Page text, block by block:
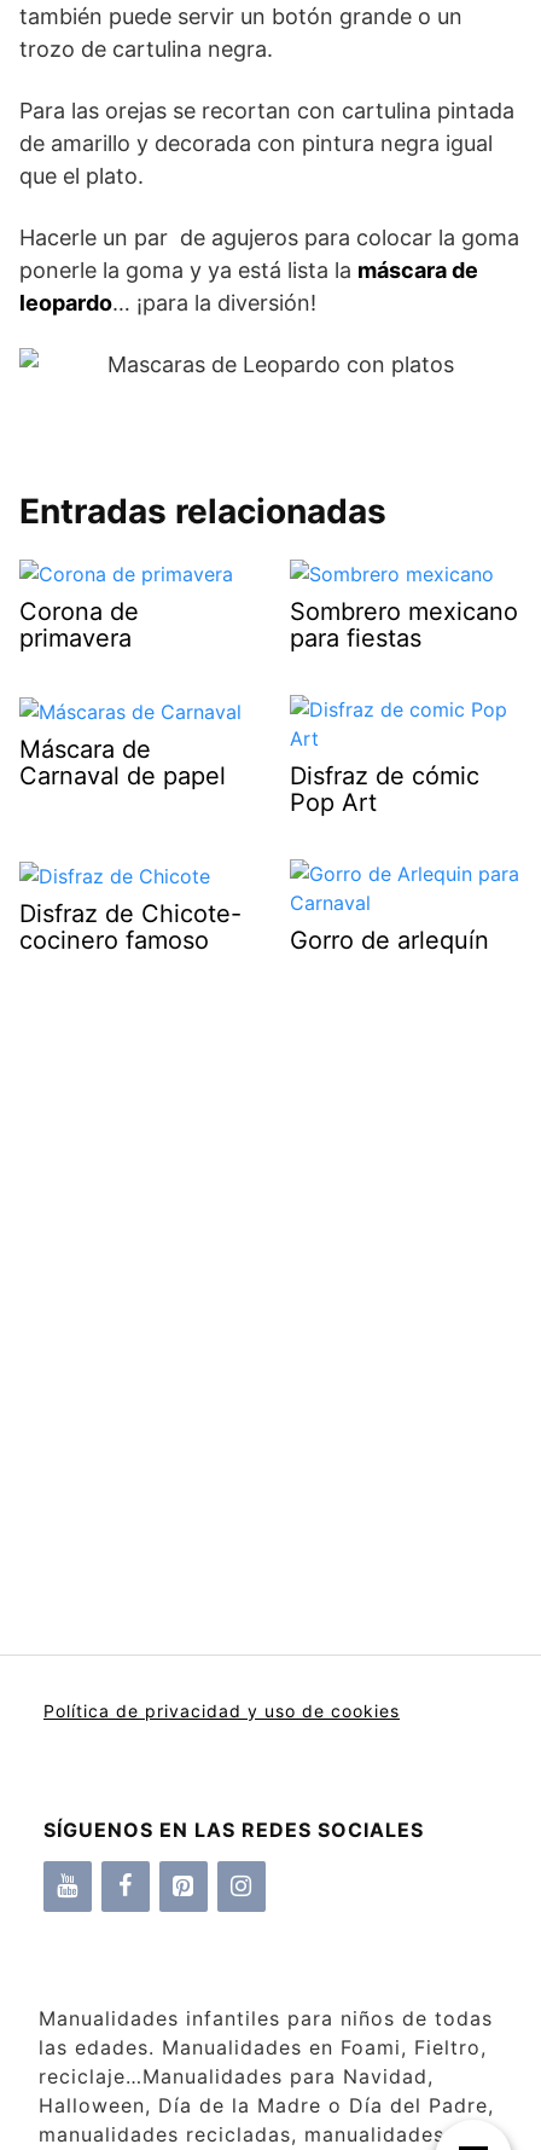
también puede servir un botón grande o un
trozo de cartulina negra.
Para las orejas se recortan con cartulina pintada
de amarillo y decorada con pintura negra igual
que el plato.
Hacerle un par de agujeros para colocar la goma
ponerle la goma y ya está lista la máscara de
leopardo… ¡para la diversión!
Entradas relacionadas
Corona de
primavera
Sombrero mexicano
para fiestas
Máscara de
Carnaval de papel
Disfraz de cómic
Pop Art
Disfraz de Chicote-
cocinero famoso
Gorro de arlequín
Política de privacidad y uso de cookies
SÍGUENOS EN LAS REDES SOCIALES
Manualidades infantiles para niños de todas
las edades. Manualidades en Foami, Fieltro,
reciclaje…Manualidades para Navidad,
Halloween, Día de la Madre o Día del Padre,
manualidades recicladas, manualidades